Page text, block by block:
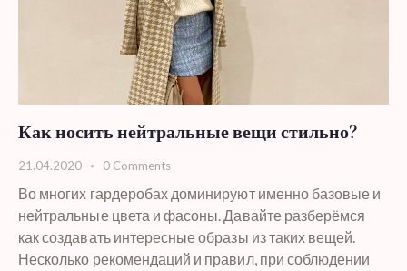
Как носить нейтральные вещи стильно?
21.04.2020 0 Comments
Во многих гардеробах доминируют именно базовые и
нейтральные цвета и фасоны. Давайте разберёмся
как создавать интересные образы из таких вещей.
Несколько рекомендаций и правил, при соблюдении